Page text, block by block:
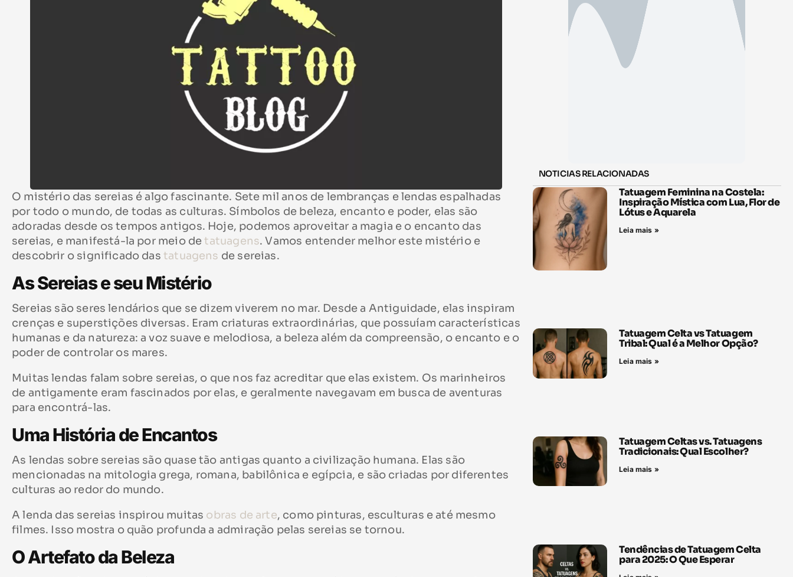
O mistério das sereias é algo fascinante. Sete mil anos de lembranças e lendas espalhadas
por todo o mundo, de todas as culturas. Símbolos de beleza, encanto e poder, elas são
adoradas desde os tempos antigos. Hoje, podemos aproveitar a magia e o encanto das
sereias, e manifestá-la por meio detatuagens. Vamos entender melhor este mistério e
descobrir o significado dastatuagens de sereias.
As Sereias e seu Mistério
Sereias são seres lendários que se dizem viverem no mar. Desde a Antiguidade, elas inspiram
crenças e superstições diversas. Eram criaturas extraordinárias, que possuíam características
humanas e da natureza: a voz suave e melodiosa, a beleza além da compreensão, o encanto e o
poder de controlar os mares.
Muitas lendas falam sobre sereias, o que nos faz acreditar que elas existem. Os marinheiros
de antigamente eram fascinados por elas, e geralmente navegavam em busca de aventuras
para encontrá-las.
Uma História de Encantos
As lendas sobre sereias são quase tão antigas quanto a civilização humana. Elas são
mencionadas na mitologia grega, romana, babilônica e egípcia, e são criadas por diferentes
culturas ao redor do mundo.
A lenda das sereias inspirou muitas obras de arte, como pinturas, esculturas e até mesmo
filmes. Isso mostra o quão profunda a admiração pelas sereias se tornou.
O Artefato da Beleza
NOTICIAS RELACIONADAS
Tatuagem Feminina na Costela:
Inspiração Mística com Lua, Flor de
Lótus e Aquarela
Leia mais »
Tatuagem Celta vs Tatuagem
Tribal: Qual é a Melhor Opção?
Leia mais »
Tatuagem Celtas vs. Tatuagens
Tradicionais: Qual Escolher?
Leia mais »
Tendências de Tatuagem Celta
para 2025: O Que Esperar